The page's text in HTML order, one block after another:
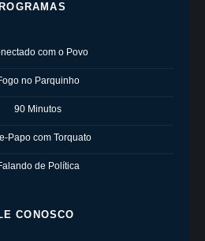
com o Povo
no Parquinho
90 Minutos
Papo com Torquato
de Política
CONOSCO